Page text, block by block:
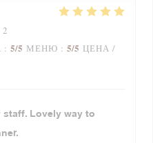
: 5/5 МЕНЮ : 5/5 ЦЕНА /
Lovely way to